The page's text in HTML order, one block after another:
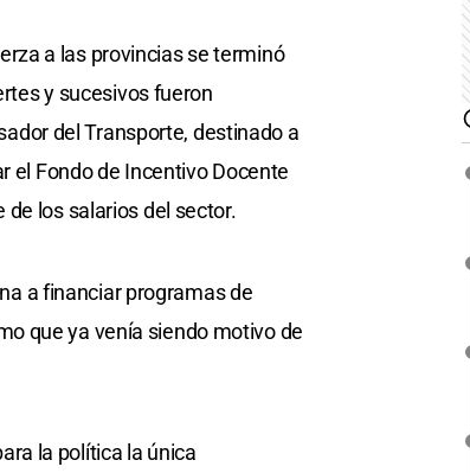
a las provincias se terminó
y sucesivos fueron
del Transporte, destinado a
el Fondo de Incentivo Docente
los salarios del sector.
a financiar programas de
que ya venía siendo motivo de
la política la única